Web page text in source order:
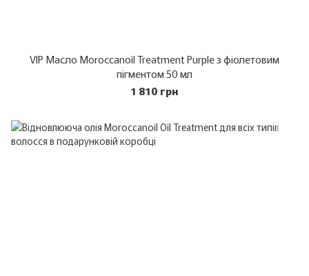
VIP Масло Moroccanoil Treatment Purple з фіолетовим
пігментом 50 мл
1 810 грн